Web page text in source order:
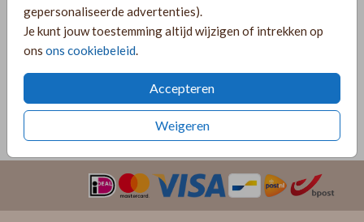
gepersonaliseerde advertenties).
Je kunt jouw toestemming altijd wijzigen of intrekken op
ons ons cookiebeleid.
Accepteren
Weigeren
OMSCHRIJVING
Prijs:€ 0,60 per 1